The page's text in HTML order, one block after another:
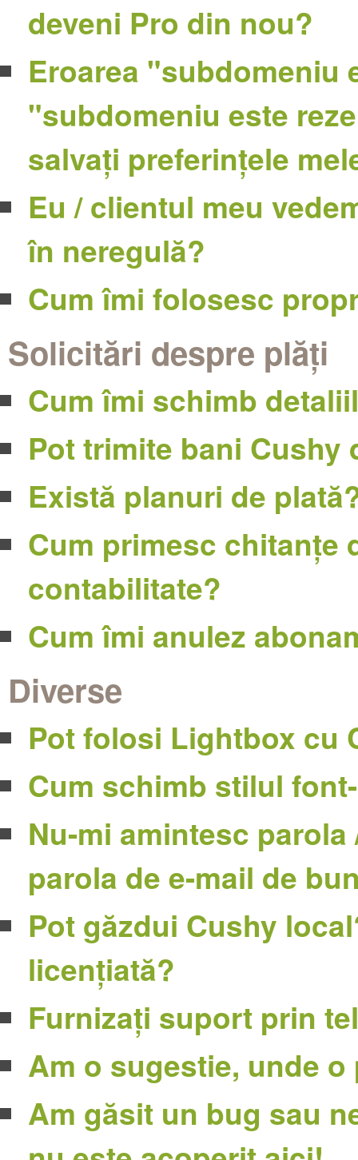
deveni Pro din nou?
Eroarea "subdomeniu
"subdomeniu este
salvați preferințele
Eu / clientul meu
în neregulă?
Cum îmi folosesc
Solicitări despre plăți
Cum îmi schimb
Pot trimite bani Cushy
Există planuri de
Cum primesc chitanțe
contabilitate?
Cum îmi anulez
Diverse
Pot folosi Lightbox cu
Cum schimb stilul
Nu-mi amintesc
parola de e-mail de
Pot găzdui Cushy
licențiată?
Furnizați suport prin
Am o sugestie, unde
Am găsit un bug sau